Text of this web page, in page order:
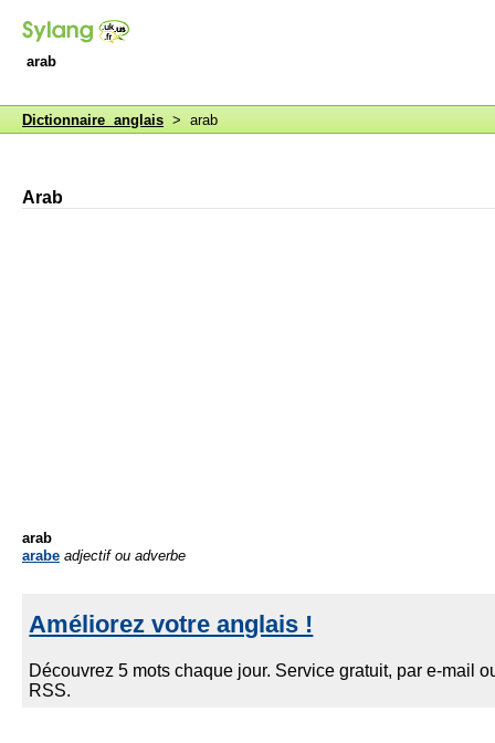
arab
Dictionnaire anglais > arab
Arab
arab
arabe adjectif ou adverbe